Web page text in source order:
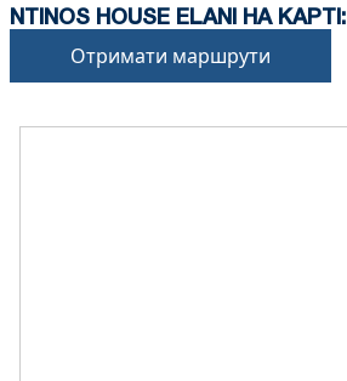
NTINOS HOUSE ELANI НА КАРТІ:
Отримати маршрути